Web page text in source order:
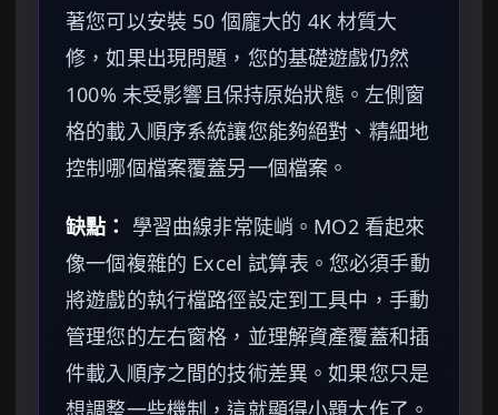
著您可以安裝 50 個龐大的 4K 材質大
修，如果出現問題，您的基礎遊戲仍然
100% 未受影響且保持原始狀態。左側窗
格的載入順序系統讓您能夠絕對、精細地
控制哪個檔案覆蓋另一個檔案。
缺點： 學習曲線非常陡峭。MO2 看起來
像一個複雜的 Excel 試算表。您必須手動
將遊戲的執行檔路徑設定到工具中，手動
管理您的左右窗格，並理解資產覆蓋和插
件載入順序之間的技術差異。如果您只是